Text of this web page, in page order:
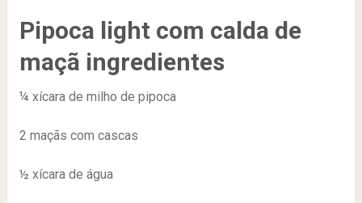
Pipoca light com calda de
maçã ingredientes
¼ xícara de milho de pipoca
2 maçãs com cascas
½ xícara de água